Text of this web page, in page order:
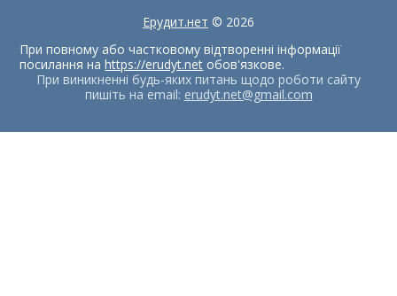
Ерудит.нет © 2026
При повному або частковому відтворенні інформації
посилання наhttps://erudyt.net обов'язкове.
При виникненні будь-яких питань щодо роботи сайту
пишіть на email: erudyt.net@gmail.com